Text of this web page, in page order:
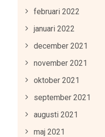
februari 2022
januari 2022
december 2021
november 2021
oktober 2021
september 2021
augusti 2021
maj 2021